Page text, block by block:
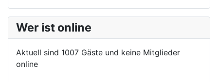
Wer ist online
Aktuell sind 1007 Gäste und keine Mitglieder
online